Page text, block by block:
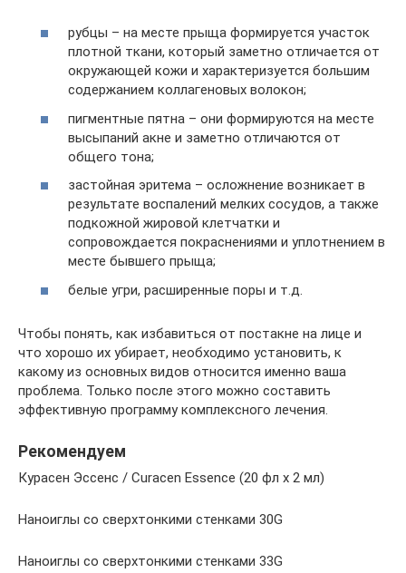
рубцы – на месте прыща формируется участок
плотной ткани, который заметно отличается от
окружающей кожи и характеризуется большим
содержанием коллагеновых волокон;
пигментные пятна – они формируются на месте
высыпаний акне и заметно отличаются от
общего тона;
застойная эритема – осложнение возникает в
результате воспалений мелких сосудов, а также
подкожной жировой клетчатки и
сопровождается покраснениями и уплотнением в
месте бывшего прыща;
белые угри, расширенные поры и т.д.
Чтобы понять, как избавиться от постакне на лице и
что хорошо их убирает, необходимо установить, к
какому из основных видов относится именно ваша
проблема. Только после этого можно составить
эффективную программу комплексного лечения.
Рекомендуем
Курасен Эссенс / Curacen Essence (20 фл х 2 мл)
Наноиглы со сверхтонкими стенками 30G
Наноиглы со сверхтонкими стенками 33G